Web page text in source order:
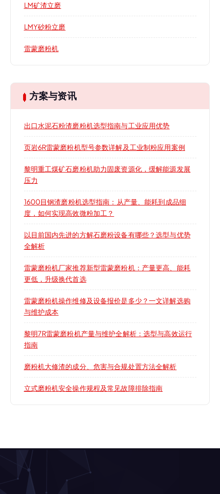
LM矿渣立磨
LMY砂粉立磨
雷蒙磨粉机
方案与资讯
出口水泥石粉渣磨粉机选型指南与工业应用优势
页岩6R雷蒙磨粉机型号参数详解及工业制粉应用案例
黎明重工煤矿石磨粉机助力固废资源化，缓解能源发展
压力
1600目钢渣磨粉机选型指南：从产量、能耗到成品细
度，如何实现高效微粉加工？
以目前国内先进的方解石磨粉设备有哪些？选型与优势
全解析
雷蒙磨粉机厂家推荐新型雷蒙磨粉机：产量更高、能耗
更低，升级换代首选
雷蒙磨粉机操作维修及设备报价是多少？一文详解选购
与维护成本
黎明7R雷蒙磨粉机产量与维护全解析：选型与高效运行
指南
磨粉机大修渣的成分、危害与合规处置方法全解析
立式磨粉机安全操作规程及常见故障排除指南